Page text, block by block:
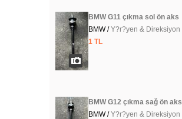
BMW G11 çıkma sol ön aks
BMW /Y?r?yen & Direksiyon
1 TL
BMW G12 çıkma sağ ön aks
BMW /Y?r?yen & Direksiyon